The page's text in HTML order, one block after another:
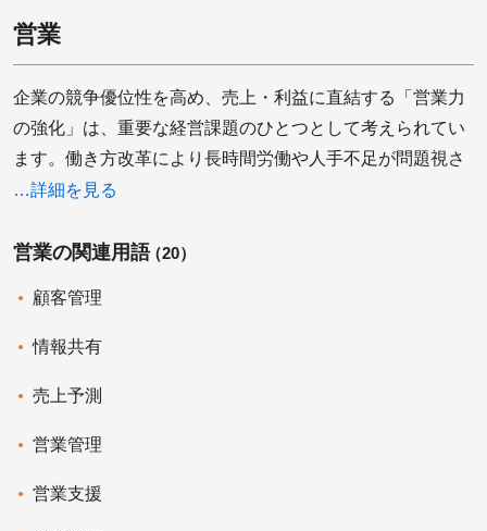
営業
企業の競争優位性を高め、売上・利益に直結する「営業力
の強化」は、重要な経営課題のひとつとして考えられてい
ます。働き方改革により長時間労働や人手不足が問題視さ
れている中、注目されているのがITやデータを活用した
がちな営業の仕事やプロセスを、システムの導入により可
率化はもちろん、企業全体の生産性を高めることも可能で
す。
詳細を見る
営業の関連用語（20）
顧客管理
情報共有
売上予測
営業管理
営業支援